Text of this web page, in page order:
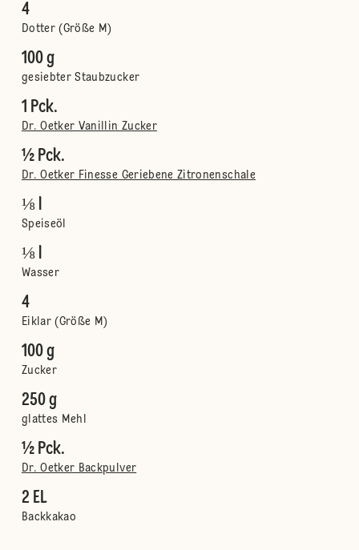
4
Dotter (Größe M)
100 g
gesiebter Staubzucker
1 Pck.
Dr. Oetker Vanillin Zucker
½ Pck.
Dr. Oetker Finesse Geriebene Zitronenschale
⅛ l
Speiseöl
⅛ l
Wasser
4
Eiklar (Größe M)
100 g
Zucker
250 g
glattes Mehl
½ Pck.
Dr. Oetker Backpulver
2 EL
Backkakao